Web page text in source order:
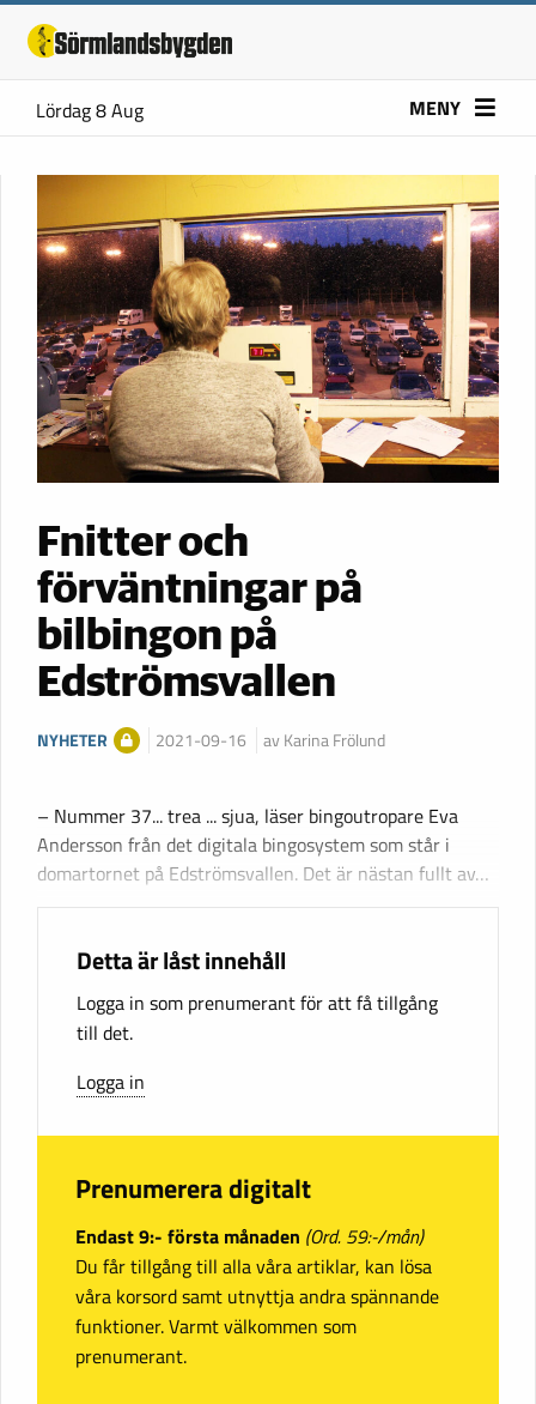
Lördag 8 Aug MENY
Fnitter och
förväntningar på
bilbingon på
Edströmsvallen
NYHETER 2021-09-16 av Karina Frölund
– Nummer 37... trea ... sjua, läser bingoutropare Eva
Andersson från det digitala bingosystem som står i
domartornet på Edströmsvallen. Det är nästan fullt av…
Detta är låst innehåll
Logga in som prenumerant för att få tillgång
till det.
Logga in
Prenumerera digitalt
Endast 9:- första månaden (Ord. 59:-/mån)
Du får tillgång till alla våra artiklar, kan lösa
våra korsord samt utnyttja andra spännande
funktioner. Varmt välkommen som
prenumerant.